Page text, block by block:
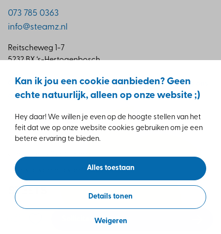
Kan ik jou een cookie aanbieden? Geen
echte natuurlijk, alleen op onze website ;)
Hey daar! We willen je even op de hoogte stellen van het
feit dat we op onze website cookies gebruiken om je een
betere ervaring te bieden.
Alles toestaan
Details tonen
Weigeren
Solliciteer direct
073 785 0363
info@steamz.nl
Reitscheweg 1-7
5232 BX ‘s-Hertogenbosch
Op de hoogte blijven van de leukste vacatures? Volg ons
op socials!
Privacybeleid van Steamz